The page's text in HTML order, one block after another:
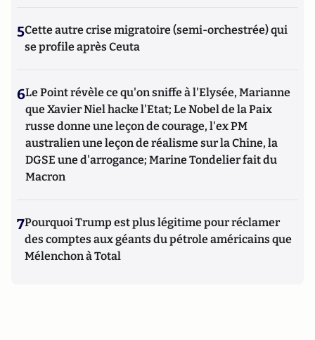
5Cette autre crise migratoire (semi-orchestrée) qui
se profile après Ceuta
6Le Point révèle ce qu'on sniffe à l'Elysée, Marianne
que Xavier Niel hacke l'Etat; Le Nobel de la Paix
russe donne une leçon de courage, l'ex PM
australien une leçon de réalisme sur la Chine, la
DGSE une d'arrogance; Marine Tondelier fait du
Macron
7Pourquoi Trump est plus légitime pour réclamer
des comptes aux géants du pétrole américains que
Mélenchon à Total